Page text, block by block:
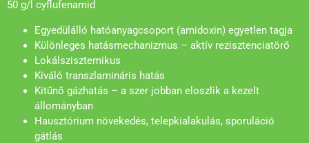
50 g/l cyflufenamid
Egyedülálló hatóanyagcsoport (amidoxin) egyetlen tagja
Különleges hatásmechanizmus – aktív rezisztenciatörő
Lokálszisztemikus
Kiváló transzlamináris hatás
Kitűnő gázhatás – a szer jobban eloszlik a kezelt
állományban
Hausztórium növekedés, telepkialakulás, sporuláció
gátlás